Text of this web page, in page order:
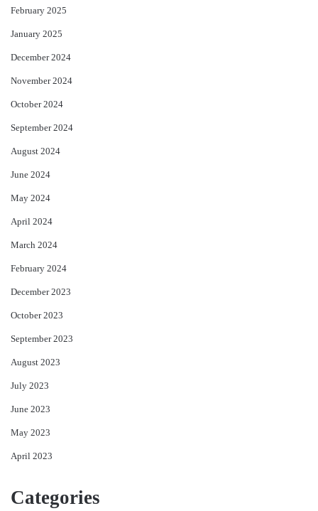
February 2025
January 2025
December 2024
November 2024
October 2024
September 2024
August 2024
June 2024
May 2024
April 2024
March 2024
February 2024
December 2023
October 2023
September 2023
August 2023
July 2023
June 2023
May 2023
April 2023
Categories